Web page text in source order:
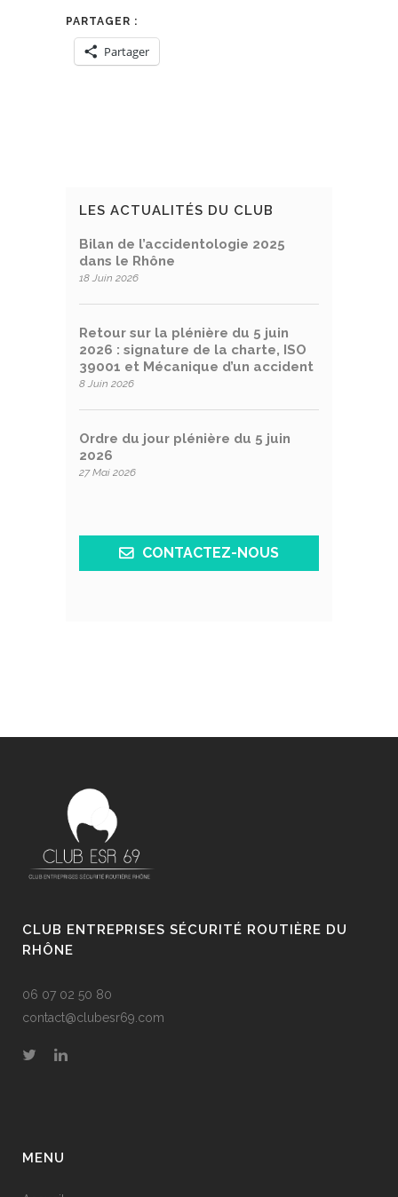
PARTAGER :
Partager
LES ACTUALITÉS DU CLUB
Bilan de l’accidentologie 2025
dans le Rhône
18 Juin 2026
Retour sur la plénière du 5 juin
2026 : signature de la charte, ISO
39001 et Mécanique d’un accident
8 Juin 2026
Ordre du jour plénière du 5 juin
2026
27 Mai 2026
CONTACTEZ-NOUS
CLUB ENTREPRISES SÉCURITÉ ROUTIÈRE DU
RHÔNE
06 07 02 50 80
contact@clubesr69.com
MENU